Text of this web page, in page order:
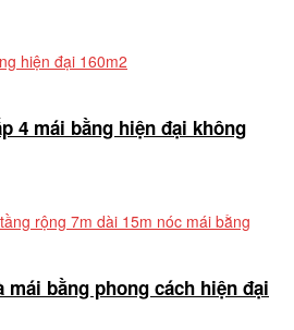
4 mái bằng hiện đại không
mái bằng phong cách hiện đại